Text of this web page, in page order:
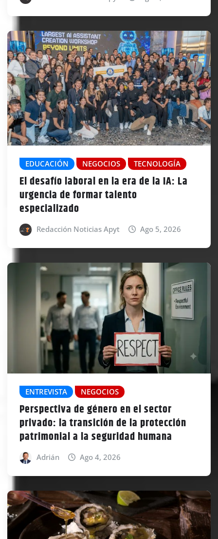
EDUCACIÓN NEGOCIOS TECNOLOGÍA
El desafío laboral en la era de la IA: La
urgencia de formar talento
especializado
Redacción Noticias Apyt Ago 5, 2026
ENTREVISTA NEGOCIOS
Perspectiva de género en el sector
privado: la transición de la protección
patrimonial a la seguridad humana
Adrián Ago 4, 2026